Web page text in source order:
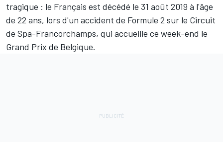
tragique : le Français est décédé le 31 août 2019 à l'âge
de 22 ans, lors d'un accident de Formule 2 sur le Circuit
de Spa-Francorchamps, qui accueille ce week-end le
Grand Prix de Belgique.